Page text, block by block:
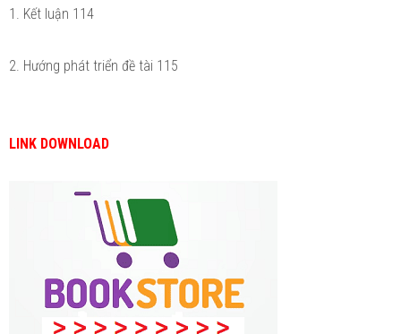
1. Kết luận 114
2. Hướng phát triển đề tài 115
LINK DOWNLOAD